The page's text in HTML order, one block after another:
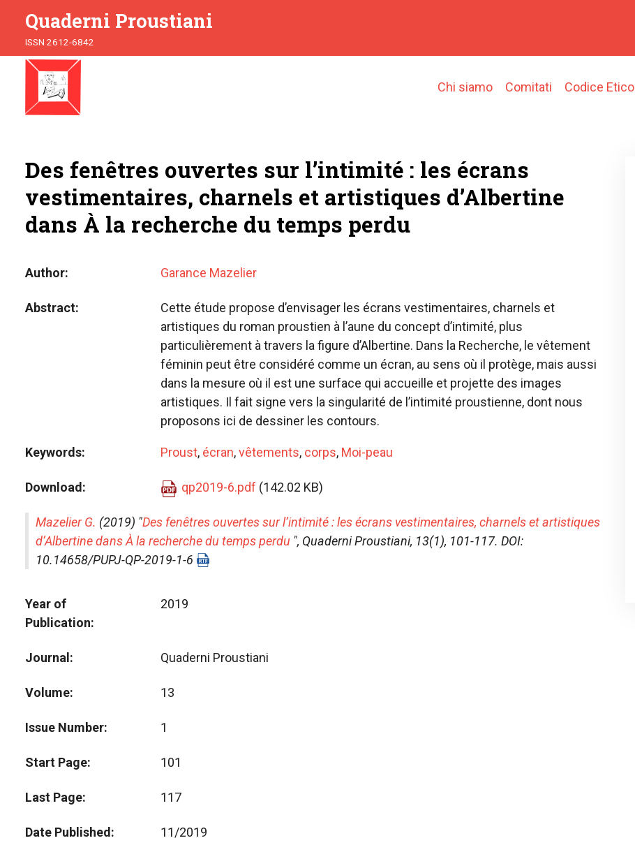
Quaderni Proustiani
ISSN 2612-6842
Main
Chi siamo Comitati Codice Etico
Des fenêtres ouvertes sur l’intimité : les écrans
vestimentaires, charnels et artistiques d’Albertine
dans À la recherche du temps perdu
Author Garance Mazelier
Abstract
Cette étude propose d’envisager les écrans vestimentaires, charnels et
artistiques du roman proustien à l’aune du concept d’intimité, plus
particulièrement à travers la figure d’Albertine. Dans la Recherche, le vêtement
féminin peut être considéré comme un écran, au sens où il protège, mais aussi
dans la mesure où il est une surface qui accueille et projette des images
artistiques. Il fait signe vers la singularité de l’intimité proustienne, dont nous
proposons ici de dessiner les contours.
Keywords Proust, écran,vêtements, corps, Moi-peau
Download qp2019-6.pdf (142.02 KB)
Mazelier G. (2019) "Des fenêtres ouvertes sur l’intimité : les écrans vestimentaires, charnels et artistiques
d’Albertine dans À la recherche du temps perdu ", Quaderni Proustiani, 13(1), 101-117. DOI:
10.14658/PUPJ-QP-2019-1-6
Year of
Publication
2019
Journal Quaderni Proustiani
Volume 13
Issue Number 1
Start Page 101
Last Page 117
Date Published 11/2019